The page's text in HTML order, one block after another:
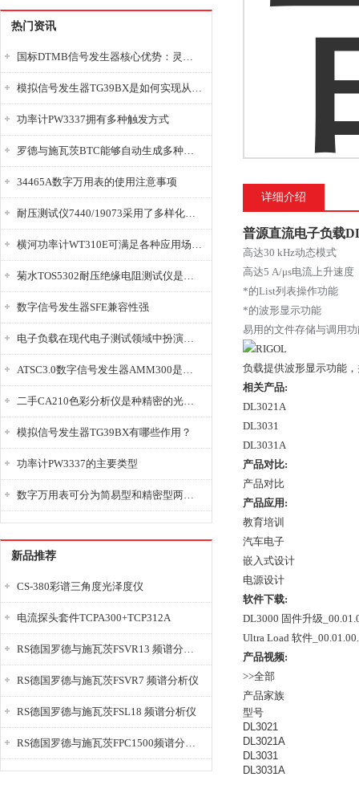
热门资讯
国标DTMB信号发生器核心优势：灵活性与准确性的结合
模拟信号发生器TG39BX是如何实现从直流到交流的波形转换?
功率计PW3337拥有多种触发方式
罗德与施瓦茨BTC能够自动生成多种音视频信号
34465A数字万用表的使用注意事项
耐压测试仪7440/19073采用了多样化的功能设计
横河功率计WT310E可满足各种应用场景的需求
菊水TOS5302耐压绝缘电阻测试仪是种重要的电气安全检测设备
数字信号发生器SFE兼容性强
电子负载在现代电子测试领域中扮演着重要的角色
ATSC3.0数字信号发生器AMM300是能够产生各种数字信号的电子设备
二手CA210色彩分析仪是种精密的光学测量仪器
模拟信号发生器TG39BX有哪些作用？
功率计PW3337的主要类型
数字万用表可分为简易型和精密型两大类
新品推荐
CS-380彩谱三角度光泽度仪
电流探头套件TCPA300+TCP312A
RS德国罗德与施瓦茨FSVR13 频谱分析仪
RS德国罗德与施瓦茨FSVR7 频谱分析仪
RS德国罗德与施瓦茨FSL18 频谱分析仪
RS德国罗德与施瓦茨FPC1500频谱分析仪
详细介绍
普源直流电子负载
高达30 kHz动态模式
高达5 A/μs电流上升速度
*的List列表操作功能
*的波形显示功能
易用的文件存储与调用
负载提供波形显示功能
相关产品:
DL3021A
DL3031
DL3031A
产品对比:
产品对比
产品应用:
教育培训
汽车电子
嵌入式设计
电源设计
软件下载:
DL3000 固件升级
Ultra Load 软件
产品视频:
>>全部
产品家族
型号
DL3021
DL3021A
DL3031
DL3031A